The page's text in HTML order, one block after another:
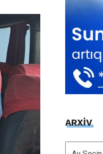
ARXİV
ARXİV